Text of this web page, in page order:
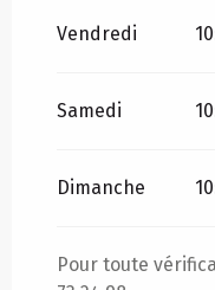
Vendredi
Samedi
Dimanche
Pour toute